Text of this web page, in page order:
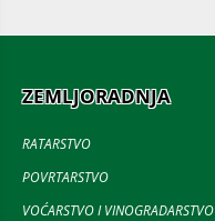
ZEMLJORADNJA
RATARSTVO
POVRTARSTVO
VOĆARSTVO I VINOGRADARSTVO